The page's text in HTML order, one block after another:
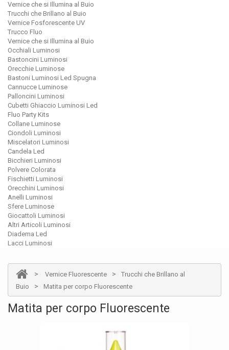
Vernice che si Illumina al Buio
Trucchi che Brillano al Buio
Vernice Fosforescente UV
Trucco Fluo
Vernice che si Illumina al Buio
Occhiali Luminosi
Bastoncini Luminosi
Orecchie Luminose
Bastoni Luminosi Led Spugna
Cannucce Luminose
Palloncini Luminosi
Cubetti Ghiaccio Luminosi Led
Fluo Party Kits
Collane Luminose
Ciondoli Luminosi
Miscelatori Luminosi
Candela Led
Bicchieri Luminosi
Polvere Colorata
Fischietti Luminosi
Orecchini Luminosi
Anelli Luminosi
Sfere Luminose
Giocattoli Luminosi
Altri Articoli Luminosi
Diadema Led
Lacci Luminosi
> Vernice Fluorescente >
Trucchi che Brillano al
Buio
> Matita per corpo Fluorescente
Matita per corpo Fluorescente